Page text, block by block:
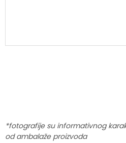
*fotografije su informativnog
od ambalaže proizvoda